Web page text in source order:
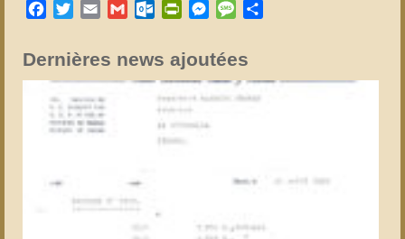
Facebook
TwitterEmail GmailOutlook.com
PrintFriendly
Messenger
Message
Dernières news ajoutées